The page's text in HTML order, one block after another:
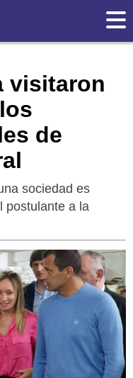
visitaron
de
sociedad es
postulante a la